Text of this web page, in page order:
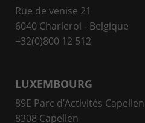
Rue de venise 21
6040 Charleroi - Belgique
+32(0)800 12 512
LUXEMBOURG
89E Parc d’Activités
8308 Capellen